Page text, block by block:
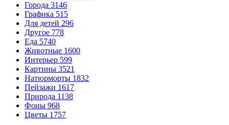
Города 3146
Графика 515
Для детей 296
Другое 778
Еда 5740
Животные 1600
Интерьер 599
Картины 3521
Натюрморты 1832
Пейзажи 1617
Природа 1138
Фоны 968
Цветы 1757